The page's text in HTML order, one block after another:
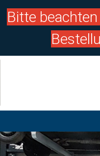
Bitte